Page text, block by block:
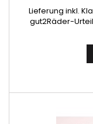
Lieferung inkl.
gut2Räder-